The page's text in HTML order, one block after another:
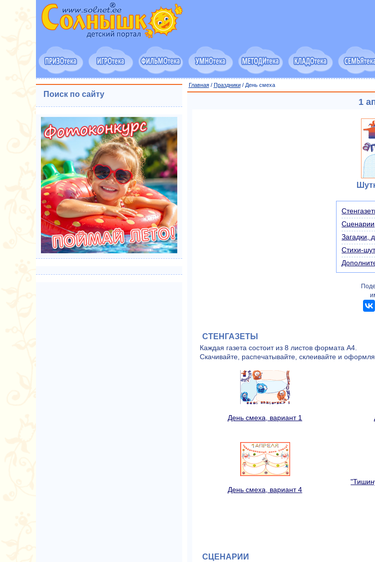
Главная/ Праздники/ День смеха
1
Сценарии
Загадки,
Стихи-
СТЕНГАЗЕТЫ
Каждая газета состоит из 8 листов формата А4.
Скачивайте, распечатывайте, склеивайте и
День смеха, вариант 1
День смеха, вариант 4
СЦЕНАРИИ
Поиск по сайту